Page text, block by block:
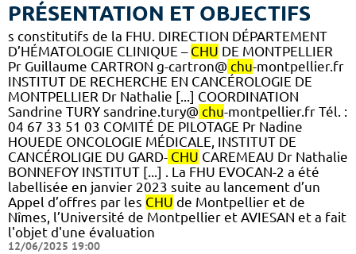
PRÉSENTATION ET OBJECTIFS
s constitutifs de la FHU. DIRECTION DÉPARTEMENT
D’HÉMATOLOGIE CLINIQUE – CHU DE MONTPELLIER
Pr Guillaume CARTRON g-cartron@ chu-montpellier.fr
INSTITUT DE RECHERCHE EN CANCÉROLOGIE DE
MONTPELLIER Dr Nathalie [...] COORDINATION
Sandrine TURY sandrine.tury@ chu-montpellier.fr Tél. :
04 67 33 51 03 COMITÉ DE PILOTAGE Pr Nadine
HOUEDE ONCOLOGIE MÉDICALE, INSTITUT DE
CANCÉROLIGIE DU GARD- CHU CAREMEAU Dr Nathalie
BONNEFOY INSTITUT [...] . La FHU EVOCAN-2 a été
labellisée en janvier 2023 suite au lancement d’un
Appel d’offres par les CHU de Montpellier et de
Nîmes, l’Université de Montpellier et AVIESAN et a fait
l'objet d'une évaluation
12/06/2025 19:00